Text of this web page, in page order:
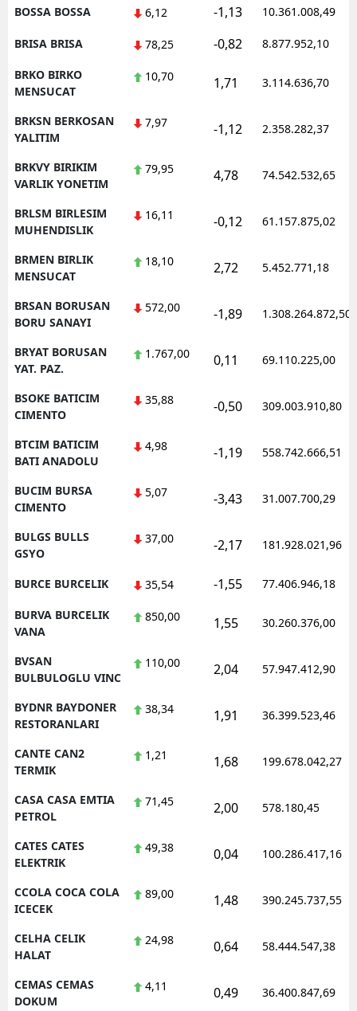
BOSSA BOSSA 6,12 -1,13 10.361.008,49
BRISA BRISA 78,25 -0,82 8.877.952,10
BRKO BIRKO
MENSUCAT
10,70 1,71 3.114.636,70
BRKSN BERKOSAN
YALITIM
7,97 -1,12 2.358.282,37
BRKVY BIRIKIM
VARLIK YONETIM
79,95 4,78 74.542.532,65
BRLSM BIRLESIM
MUHENDISLIK
16,11 -0,12 61.157.875,02
BRMEN BIRLIK
MENSUCAT
18,10 2,72 5.452.771,18
BRSAN BORUSAN
BORU SANAYI
572,00 -1,89 1.308.264.872,50
BRYAT BORUSAN
YAT. PAZ.
1.767,00 0,11 69.110.225,00
BSOKE BATICIM
CIMENTO
35,88 -0,50 309.003.910,80
BTCIM BATICIM
BATI ANADOLU
4,98 -1,19 558.742.666,51
BUCIM BURSA
CIMENTO
5,07 -3,43 31.007.700,29
BULGS BULLS
GSYO
37,00 -2,17 181.928.021,96
BURCE BURCELIK 35,54 -1,55 77.406.946,18
BURVA BURCELIK
VANA
850,00 1,55 30.260.376,00
BVSAN
BULBULOGLU VINC
110,00 2,04 57.947.412,90
BYDNR BAYDONER
RESTORANLARI
38,34 1,91 36.399.523,46
CANTE CAN2
TERMIK
1,21 1,68 199.678.042,27
CASA CASA EMTIA
PETROL
71,45 2,00 578.180,45
CATES CATES
ELEKTRIK
49,38 0,04 100.286.417,16
CCOLA COCA COLA
ICECEK
89,00 1,48 390.245.737,55
CELHA CELIK
HALAT
24,98 0,64 58.444.547,38
CEMAS CEMAS
DOKUM
4,11 0,49 36.400.847,69